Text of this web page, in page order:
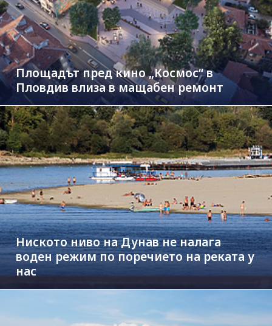
Площадът пред кино „Космос“ в
Пловдив влиза в мащабен ремонт
Ниското ниво на Дунав не налага
воден режим по поречието на реката у
нас